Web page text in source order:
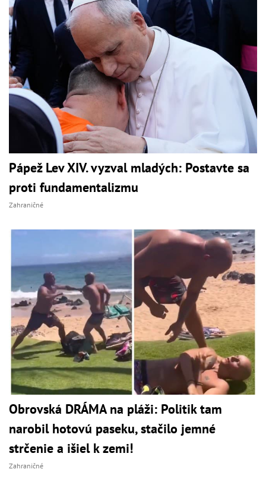
Pápež Lev XIV. vyzval mladých: Postavte sa
proti fundamentalizmu
Zahraničné
Obrovská DRÁMA na pláži: Politik tam
narobil hotovú paseku, stačilo jemné
strčenie a išiel k zemi!
Zahraničné